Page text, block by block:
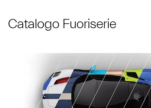
Catalogo Fuoriserie